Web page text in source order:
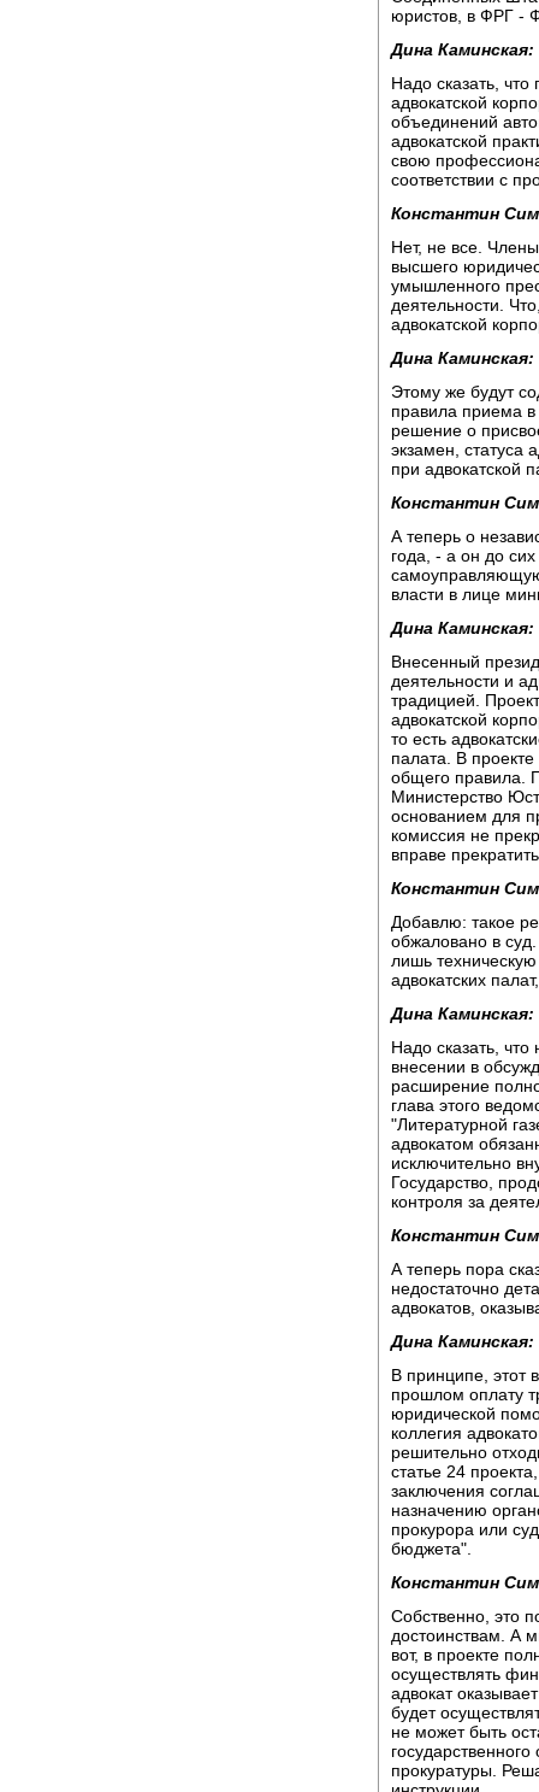
юристов, в ФРГ -
Дина Каминская:
Надо сказать,
адвокатской
объединений
адвокатской
свою
соответствии с
Константин
Нет, не все.
высшего
умышленного
деятельности.
адвокатской
Дина Каминская:
Этому же будут
правила приема в
решение о
экзамен, статуса
при адвокатской
Константин
А теперь о
года, - а он до
власти в лице
Дина Каминская:
Внесенный
деятельности и
традицией.
адвокатской
то есть
палата. В
общего правила.
Министерство
основанием для
комиссия не
вправе
Константин
Добавлю: такое
обжаловано в
лишь
адвокатских
Дина Каминская:
Надо сказать,
внесении в
расширение
глава этого
"Литературной
адвокатом
исключительно
Государство,
контроля за
Константин
А теперь пора
недостаточно
адвокатов,
Дина Каминская:
В принципе, этот
прошлом оплату
юридической
коллегия
решительно
статье 24
заключения
назначению
прокурора или
бюджета".
Константин
Собственно, это
достоинствам. А
вот, в проекте
осуществлять
адвокат
будет
не может быть
прокуратуры.